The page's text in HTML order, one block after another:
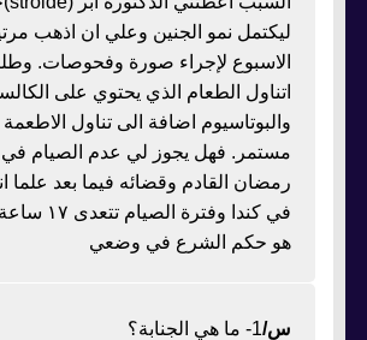
ليكتمل نمو الجنين وعلي ان اذهب
الاسبوع لإجراء صورة وفحوصات.
اتناول الطعام الذي يحتوي على
والبوتاسيوم اضافة الى تناول
مستمر. فهل يجوز لي عدم الصيام
رمضان القادم وقضائه فيما بعد علما
في كندا وفترة
هو حكم الشرع في وضعي
س/1- ما هي الجنابة؟